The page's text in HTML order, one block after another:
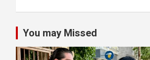
You may Missed